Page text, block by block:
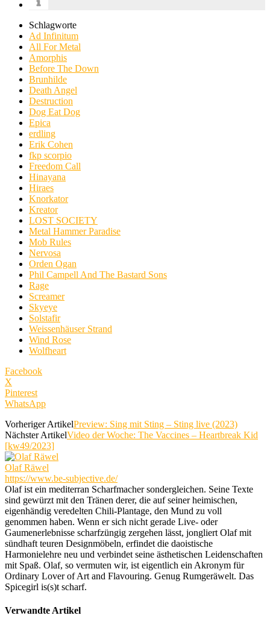
Schlagworte
Ad Infinitum
All For Metal
Amorphis
Before The Down
Brunhilde
Death Angel
Destruction
Dog Eat Dog
Epica
erdling
Erik Cohen
fkp scorpio
Freedom Call
Hinayana
Hiraes
Knorkator
Kreator
LOST SOCIETY
Metal Hammer Paradise
Mob Rules
Nervosa
Orden Ogan
Phil Campell And The Bastard Sons
Rage
Screamer
Skyeye
Solstafir
Weissenhäuser Strand
Wind Rose
Wolfheart
Facebook
X
Pinterest
WhatsApp
Vorheriger ArtikelPreview: Sing mit Sting – Sting live (2023)
Nächster ArtikelVideo der Woche: The Vaccines – Heartbreak Kid
[kw49/2023]
Olaf Räwel
https://www.be-subjective.de/
Olaf ist ein mediterran Scharfmacher sondergleichen. Seine Texte
sind gewürzt mit den Tränen derer, die auf seiner heimischen,
eigenhändig veredelten Chili-Plantage, den Mund zu voll
genommen haben. Wenn er sich nicht gerade Live- oder
Gaumenerlebnisse scharfzüngig zergehen lässt, jongliert Olaf mit
sündhaft teuren Designmöbeln, erfindet die daoistische
Harmonielehre neu und verbindet seine ästhetischen Leidenschaften
mit Spaß. Olaf, so vermuten wir, ist eigentlich ein Akronym für
Ordinary Lover of Art and Flavouring. Genug Rumgeräwelt. Das
Spicegirl is(s)t scharf.
Verwandte Artikel